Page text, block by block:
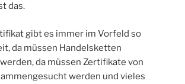
das.
gibt es immer im Vorfeld so
da müssen Handelsketten
da müssen Zertifikate von
werden und vieles